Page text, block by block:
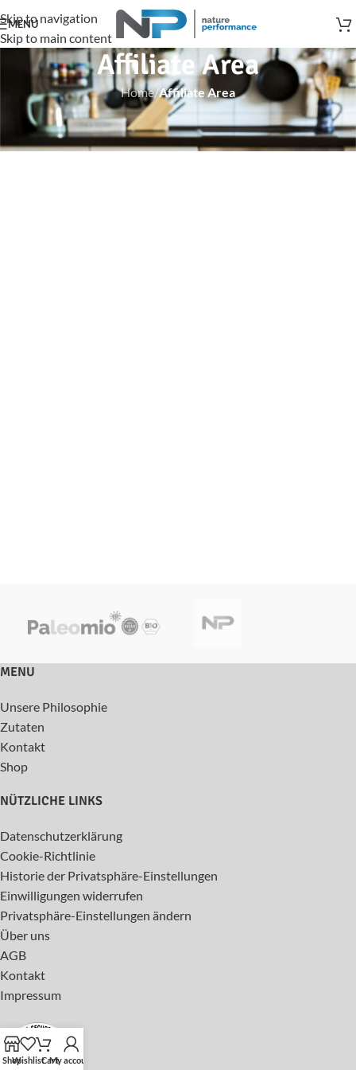
Skip to navigation
Skip to main content
MENU
Affiliate Area
Home/Affiliate Area
MENU
Unsere Philosophie
Zutaten
Kontakt
Shop
NÜTZLICHE LINKS
Datenschutzerklärung
Cookie-Richtlinie
Historie der Privatsphäre-Einstellungen
Einwilligungen widerrufen
Privatsphäre-Einstellungen ändern
Über uns
AGB
Kontakt
Impressum
ShopWishlistCartMy account